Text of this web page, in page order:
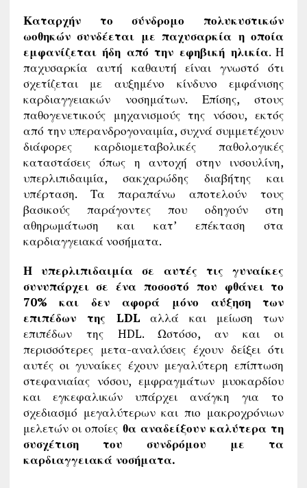
Καταρχήν το σύνδρομο πολυκυστικών
ωοθηκών συνδέεται με παχυσαρκία η οποία
εμφανίζεται ήδη από την εφηβική ηλικία. Η
παχυσαρκία αυτή καθαυτή είναι γνωστό ότι
σχετίζεται με αυξημένο κίνδυνο εμφάνισης
καρδιαγγειακών νοσημάτων. Επίσης, στους
παθογενετικούς μηχανισμούς της νόσου, εκτός
από την υπερανδρογοναιμία, συχνά συμμετέχουν
διάφορες καρδιομεταβολικές παθολογικές
καταστάσεις όπως η αντοχή στην ινσουλίνη,
υπερλιπιδαιμία, σακχαρώδης διαβήτης και
υπέρταση. Τα παραπάνω αποτελούν τους
βασικούς παράγοντες που οδηγούν στη
αθηρωμάτωση και κατ’ επέκταση στα
καρδιαγγειακά νοσήματα.
Η υπερλιπιδαιμία σε αυτές τις γυναίκες
συνυπάρχει σε ένα ποσοστό που φθάνει το
70% και δεν αφορά μόνο αύξηση των
επιπέδων της LDL αλλά και μείωση των
επιπέδων της HDL. Ωστόσο, αν και οι
περισσότερες μετα-αναλύσεις έχουν δείξει ότι
αυτές οι γυναίκες έχουν μεγαλύτερη επίπτωση
στεφανιαίας νόσου, εμφραγμάτων μυοκαρδίου
και εγκεφαλικών υπάρχει ανάγκη για το
σχεδιασμό μεγαλύτερων και πιο μακροχρόνιων
μελετών οι οποίες θα αναδείξουν καλύτερα τη
συσχέτιση του συνδρόμου με τα
καρδιαγγειακά νοσήματα.